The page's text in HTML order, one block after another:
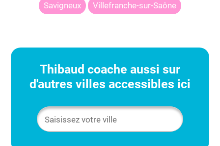
Savigneux Villefranche-sur-Saône
Thibaud coache aussi sur
d'autres villes accessibles ici